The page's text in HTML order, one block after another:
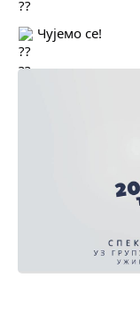
Чујемо се!